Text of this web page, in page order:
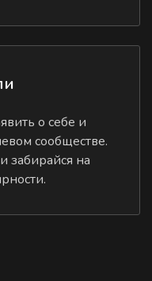
о себе и
сообществе.
забирайся на